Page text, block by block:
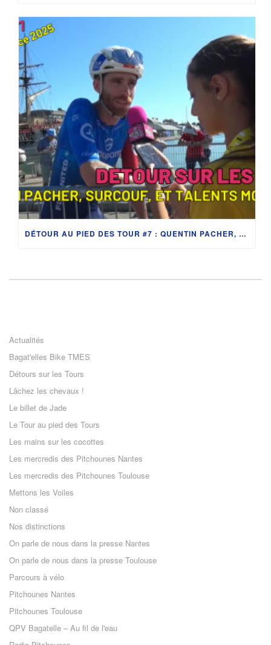
DÉTOUR AU PIED DES TOUR #7 : QUENTIN PACHER, SURCOUF, AMBITIONS ET TALENTS MONDIAUX
Actualités
Bagat'elles Bike TMES
Détours sur les Tours
Lâchez les chevaux !
Le billet de Jade
Le Tour au pied des Tours
Les mains sur les cocottes
Les mercredis des Pitchounes Nantes
Les mercredis des Pitchounes Toulouse
Mettons les Voiles
Non classé
Nos distinctions
On parle de nous dans la presse Nantes
On parle de nous dans la presse Toulouse
Parcours à vélo
Pitchounes Nantes
Pitchounes Toulouse
QPV Bagatelle – Au fil de l'eau